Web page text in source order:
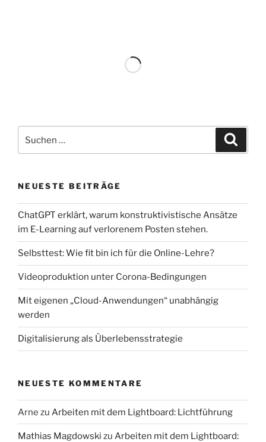
nach:
NEUESTE BEITRÄGE
ChatGPT erklärt, warum konstruktivistische Ansätze
im E-Learning auf verlorenem Posten stehen.
Selbsttest: Wie fit bin ich für die Online-Lehre?
Videoproduktion unter Corona-Bedingungen
Mit eigenen „Cloud-Anwendungen“ unabhängig
werden
Digitalisierung als Überlebensstrategie
NEUESTE KOMMENTARE
Arne zu Arbeiten mit dem Lightboard: Lichtführung
Mathias Magdowski zu Arbeiten mit dem Lightboard: